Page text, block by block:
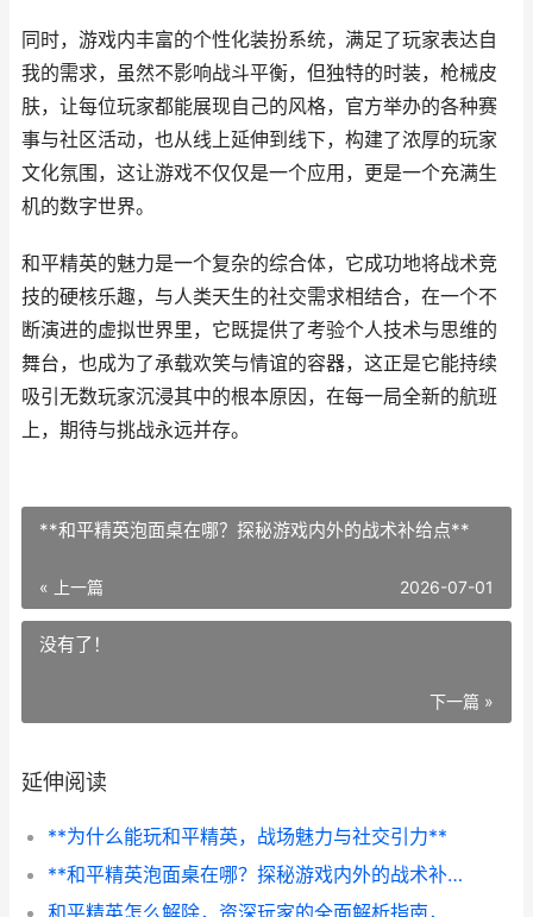
同时，游戏内丰富的个性化装扮系统，满足了玩家表达自
我的需求，虽然不影响战斗平衡，但独特的时装，枪械皮
肤，让每位玩家都能展现自己的风格，官方举办的各种赛
事与社区活动，也从线上延伸到线下，构建了浓厚的玩家
文化氛围，这让游戏不仅仅是一个应用，更是一个充满生
机的数字世界。
和平精英的魅力是一个复杂的综合体，它成功地将战术竞
技的硬核乐趣，与人类天生的社交需求相结合，在一个不
断演进的虚拟世界里，它既提供了考验个人技术与思维的
舞台，也成为了承载欢笑与情谊的容器，这正是它能持续
吸引无数玩家沉浸其中的根本原因，在每一局全新的航班
上，期待与挑战永远并存。
**和平精英泡面桌在哪？探秘游戏内外的战术补给点**
« 上一篇 2026-07-01
没有了！
下一篇 »
延伸阅读
**为什么能玩和平精英，战场魅力与社交引力**
**和平精英泡面桌在哪？探秘游戏内外的战术补给点**